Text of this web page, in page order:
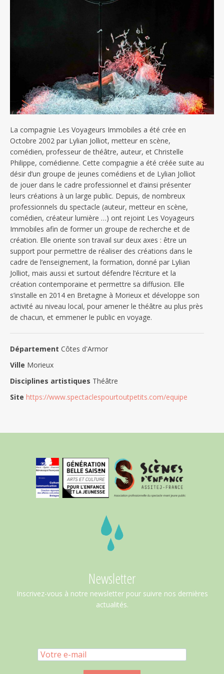
La compagnie Les Voyageurs Immobiles a été crée en
Octobre 2002 par Lylian Jolliot, metteur en scène,
comédien, professeur de théâtre, auteur, et Christelle
Philippe, comédienne. Cette compagnie a été créée suite au
désir d’un groupe de jeunes comédiens et de Lylian Jolliot
de jouer dans le cadre professionnel et d’ainsi présenter
leurs créations à un large public. Depuis, de nombreux
professionnels du spectacle (auteur, metteur en scène,
comédien, créateur lumière …) ont rejoint Les Voyageurs
Immobiles afin de former un groupe de recherche et de
création. Elle oriente son travail sur deux axes : être un
support pour permettre de réaliser des créations dans le
cadre de l’enseignement, la formation, donné par Lylian
Jolliot, mais aussi et surtout défendre l’écriture et la
création contemporaine et permettre sa diffusion. Elle
s’installe en 2014 en Bretagne à Morieux et développe son
activité au niveau local, pour amener le théâtre au plus près
de chacun, et emmener le public en voyage.
Département Côtes d'Armor
Ville Morieux
Disciplines artistiques Théâtre
Site https://www.spectaclespourtoutpetits.com/equipe
Newsletter
Inscrivez-vous à notre newsletter pour suivre nos dernières
actualités.